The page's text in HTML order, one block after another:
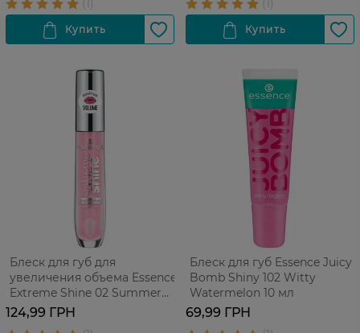
Блеск для губ для
увеличения объема Essence
Extreme Shine 02 Summer
Punch 5 мл
124,99 ГРН
Блеск для губ Essence Juicy
Bomb Shiny 102 Witty
Watermelon 10 мл
69,99 ГРН